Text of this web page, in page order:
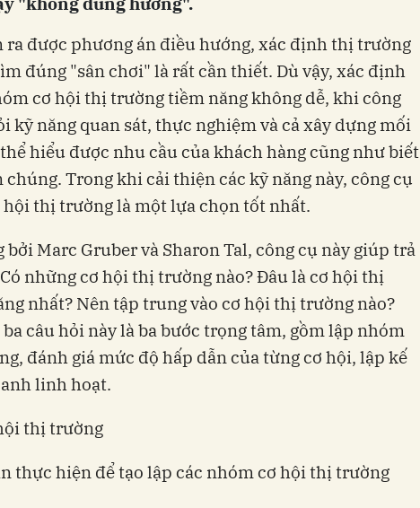
ra được phương án điều hướng, xác định thị trường
đúng "sân chơi" là rất cần thiết. Dù vậy, xác định
cơ hội thị trường tiềm năng không dễ, khi công
kỹ năng quan sát, thực nghiệm và cả xây dựng mối
hiểu được nhu cầu của khách hàng cũng như biết
chúng. Trong khi cải thiện các kỹ năng này, công cụ
hội thị trường là một lựa chọn tốt nhất.
Marc Gruber và Sharon Tal, công cụ này giúp trả
những cơ hội thị trường nào? Đâu là cơ hội thị
nhất? Nên tập trung vào cơ hội thị trường nào?
câu hỏi này là ba bước trọng tâm, gồm lập nhóm
đánh giá mức độ hấp dẫn của từng cơ hội, lập kế
linh hoạt.
thị trường
thực hiện để tạo lập các nhóm cơ hội thị trường